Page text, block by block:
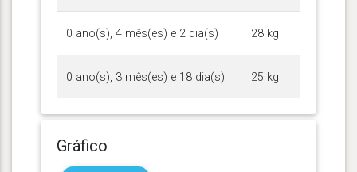
0 ano(s), 4 mês(es) e 2 dia(s) 28 kg
0 ano(s), 3 mês(es) e 18 dia(s) 25 kg
Gráfico